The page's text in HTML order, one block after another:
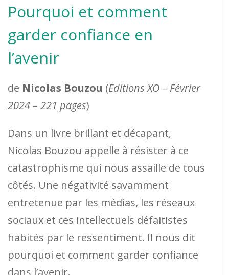
Pourquoi et comment
garder confiance en
l’avenir
de Nicolas Bouzou (Editions XO – Février
2024 – 221 pages)
Dans un livre brillant et décapant,
Nicolas Bouzou appelle à résister à ce
catastrophisme qui nous assaille de tous
côtés. Une négativité savamment
entretenue par les médias, les réseaux
sociaux et ces intellectuels défaitistes
habités par le ressentiment. Il nous dit
pourquoi et comment garder confiance
dans l’avenir.